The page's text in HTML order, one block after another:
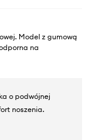
Model z gumową
na
o podwójnej
noszenia.